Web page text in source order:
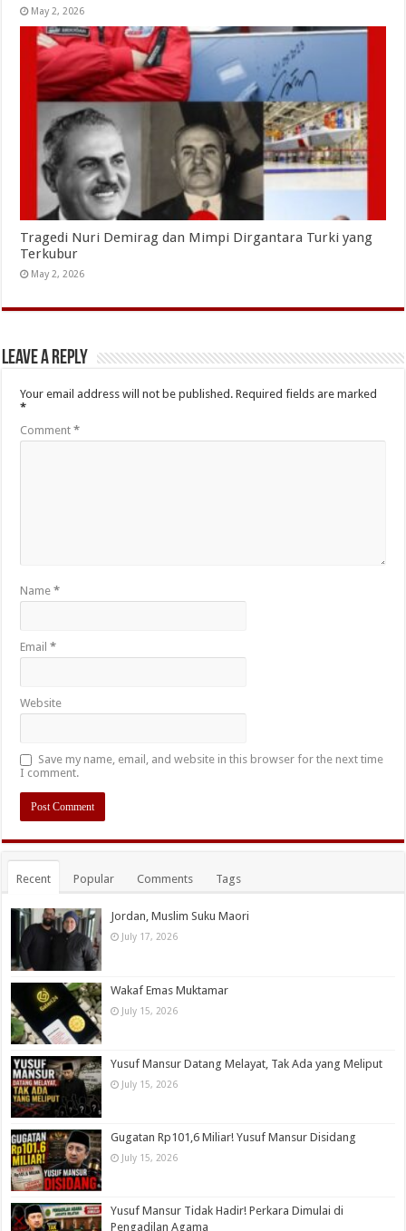
May 2, 2026
Tragedi Nuri Demirag dan Mimpi Dirgantara Turki yang
Terkubur
May 2, 2026
Leave a Reply
Your email address will not be published. Required fields are marked
*
Comment*
Name*
Email*
Website
Save my name, email, and website in this browser for the next time
I comment.
Recent Popular Comments Tags
Jordan, Muslim Suku Maori
July 17, 2026
Wakaf Emas Muktamar
July 15, 2026
Yusuf Mansur Datang Melayat, Tak Ada yang Meliput
July 15, 2026
Gugatan Rp101,6 Miliar! Yusuf Mansur Disidang
July 15, 2026
Yusuf Mansur Tidak Hadir! Perkara Dimulai di
Pengadilan Agama